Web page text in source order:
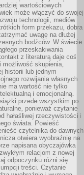
wartościowych
może włączyć do swojej
technologii, mediów
form przekazu, dobra
uwagę na dłużej
bodźców. W świecie
przeskakiwania
z literaturą daje coś
skupienia,
historii lub jednym
rozwijania własnych
ma wartość nie tylko
i emocjonalną.
przede wszystkim po
ponieważ czytanie
hałaśliwej rzeczywistości i
świata. Powieść
czytelnika do dawnych
otwiera wyobraźnię na
napisana obyczajówka
relacjom z nowej
odpoczynku różni się
treści. Czytanie